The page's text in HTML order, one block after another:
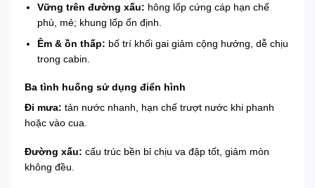
Vững trên đường xấu: hông lốp cứng cáp hạn chế
phù, mẻ; khung lốp ổn định.
Êm & ồn thấp: bố trí khối gai giảm cộng hưởng, dễ chịu
trong cabin.
Ba tình huống sử dụng điển hình
Đi mưa: tản nước nhanh, hạn chế trượt nước khi phanh
hoặc vào cua.
Đường xấu: cấu trúc bền bỉ chịu va đập tốt, giảm mòn
không đều.